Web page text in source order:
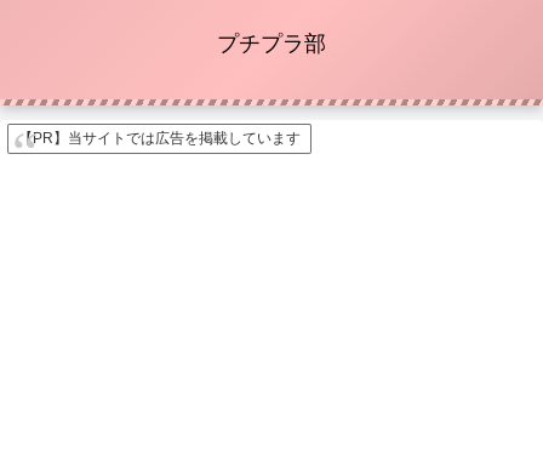
プチプラ部
【PR】当サイトでは広告を掲載しています